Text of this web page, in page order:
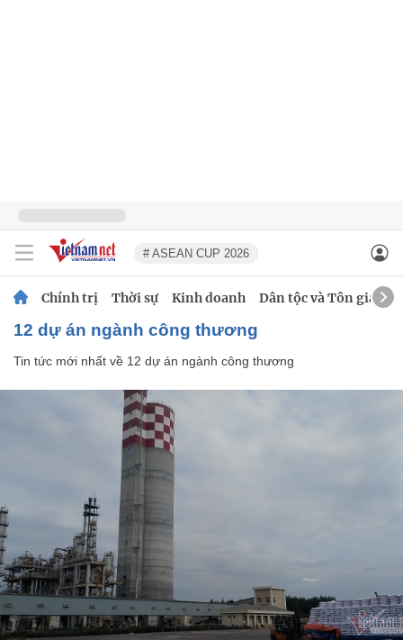
# ASEAN CUP 2026
Chính trị Thời sự Kinh doanh Dân tộc và Tôn giáo
12 dự án ngành công thương
Tin tức mới nhất về 12 dự án ngành công thương